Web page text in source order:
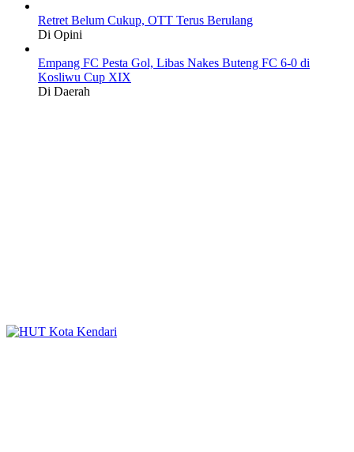
Retret Belum Cukup, OTT Terus Berulang
Di Opini
Empang FC Pesta Gol, Libas Nakes Buteng FC 6-0 di
Kosliwu Cup XIX
Di Daerah